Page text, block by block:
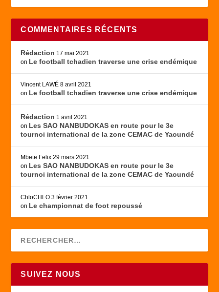
COMMENTAIRES RÉCENTS
Rédaction 17 mai 2021
on Le football tchadien traverse une crise endémique
Vincent LAWÉ 8 avril 2021
on Le football tchadien traverse une crise endémique
Rédaction 1 avril 2021
on Les SAO NANBUDOKAS en route pour le 3e
tournoi international de la zone CEMAC de Yaoundé
Mbete Felix 29 mars 2021
on Les SAO NANBUDOKAS en route pour le 3e
tournoi international de la zone CEMAC de Yaoundé
ChloCHLO 3 février 2021
on Le championnat de foot repoussé
SUIVEZ NOUS